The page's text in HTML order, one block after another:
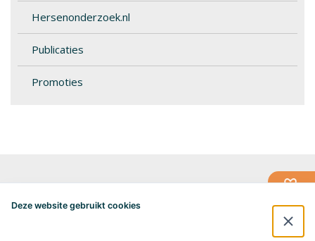
Hersenonderzoek.nl
Publicaties
Promoties
Postbus 7057
Deze website gebruikt cookies